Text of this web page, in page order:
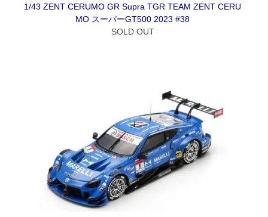
1/43 ZENT CERUMO GR Supra TGR TEAM ZENT CERU
MO スーパーGT500 2023 #38
SOLD OUT